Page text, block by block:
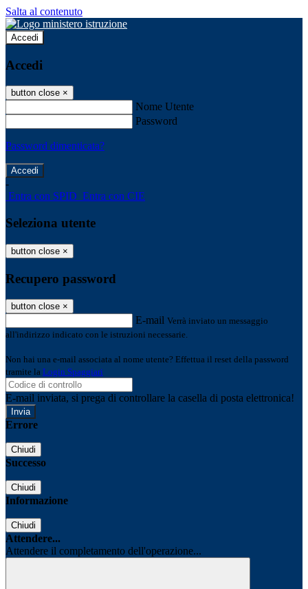
Salta al contenuto
Accedi
Accedi
button close ×
Nome Utente
Password
Password dimenticata?
-
Entra con SPID Entra con CIE
Seleziona utente
button close ×
Recupero password
button close ×
E-mail Verrà inviato un messaggio
all'indirizzo indicato con le istruzioni necessarie.
Non hai una e-mail associata al nome utente? Effettua il reset della password
tramite la Login Spaggiari
E-mail inviata, si prega di controllare la casella di posta elettronica!
Errore
Chiudi
Successo
Chiudi
Informazione
Chiudi
Attendere...
Attendere il completamento dell'operazione...